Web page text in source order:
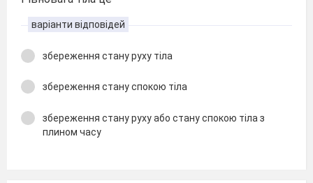
варіанти відповідей
збереження стану руху тіла
збереження стану спокою тіла
збереження стану руху або стану спокою тіла з
плином часу